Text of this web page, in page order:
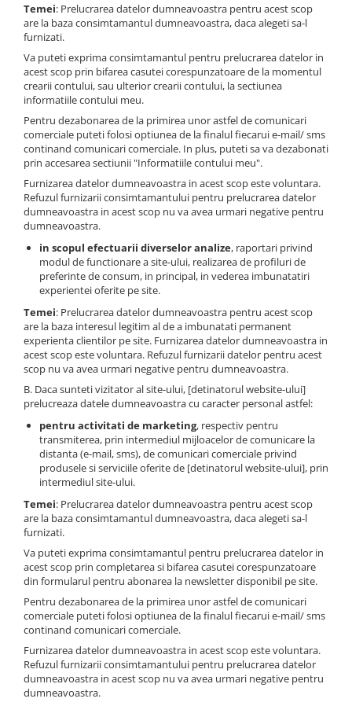
Temei: Prelucrarea datelor dumneavoastra pentru acest scop
are la baza consimtamantul dumneavoastra, daca alegeti sa-l
furnizati.
Va puteti exprima consimtamantul pentru prelucrarea datelor in
acest scop prin bifarea casutei corespunzatoare de la momentul
crearii contului, sau ulterior crearii contului, la sectiunea
informatiile contului meu.
Pentru dezabonarea de la primirea unor astfel de comunicari
comerciale puteti folosi optiunea de la finalul fiecarui e-mail/ sms
continand comunicari comerciale. In plus, puteti sa va dezabonati
prin accesarea sectiunii "Informatiile contului meu".
Furnizarea datelor dumneavoastra in acest scop este voluntara.
Refuzul furnizarii consimtamantului pentru prelucrarea datelor
dumneavoastra in acest scop nu va avea urmari negative pentru
dumneavoastra.
in scopul efectuarii diverselor analize, raportari privind
modul de functionare a site-ului, realizarea de profiluri de
preferinte de consum, in principal, in vederea imbunatatiri
experientei oferite pe site.
Temei: Prelucrarea datelor dumneavoastra pentru acest scop
are la baza interesul legitim al de a imbunatati permanent
experienta clientilor pe site. Furnizarea datelor dumneavoastra in
acest scop este voluntara. Refuzul furnizarii datelor pentru acest
scop nu va avea urmari negative pentru dumneavoastra.
B. Daca sunteti vizitator al site-ului, [detinatorul website-ului]
prelucreaza datele dumneavoastra cu caracter personal astfel:
pentru activitati de marketing, respectiv pentru
transmiterea, prin intermediul mijloacelor de comunicare la
distanta (e-mail, sms), de comunicari comerciale privind
produsele si serviciile oferite de [detinatorul website-ului], prin
intermediul site-ului.
Temei: Prelucrarea datelor dumneavoastra pentru acest scop
are la baza consimtamantul dumneavoastra, daca alegeti sa-l
furnizati.
Va puteti exprima consimtamantul pentru prelucrarea datelor in
acest scop prin completarea si bifarea casutei corespunzatoare
din formularul pentru abonarea la newsletter disponibil pe site.
Pentru dezabonarea de la primirea unor astfel de comunicari
comerciale puteti folosi optiunea de la finalul fiecarui e-mail/ sms
continand comunicari comerciale.
Furnizarea datelor dumneavoastra in acest scop este voluntara.
Refuzul furnizarii consimtamantului pentru prelucrarea datelor
dumneavoastra in acest scop nu va avea urmari negative pentru
dumneavoastra.